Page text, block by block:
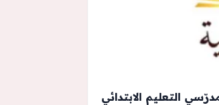
التعليم الابتدائي